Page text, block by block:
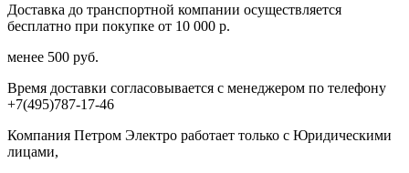
Доставка до транспортной компании осуществляется
бесплатно при покупке от 10 000 р.
менее 500 руб.
Время доставки согласовывается с менеджером по телефону
+7(495)787-17-46
Компания Петром Электро работает только с Юридическими
лицами,